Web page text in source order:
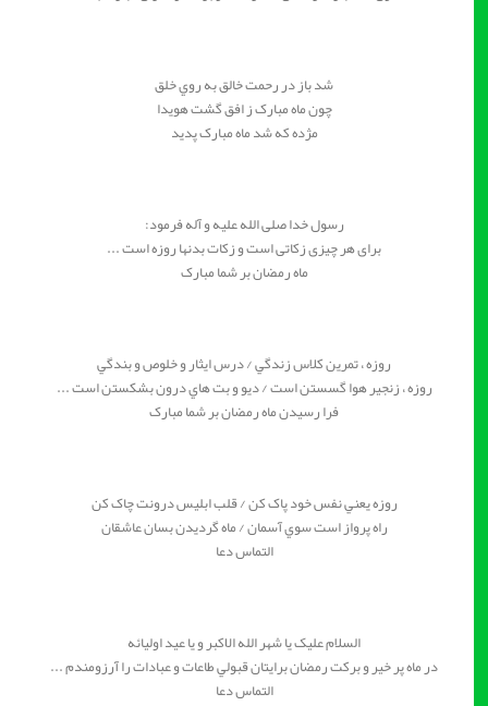
شد باز در رحمت خالق به روي خلق
چون ماه مبارک ز افق گشت هويدا
مژده که شد ماه مبارک پديد
رسول خدا صلى الله عليه و آله فرمود:
براى هر چيزى زکاتى است و زکات بدنها روزه است ...
ماه رمضان بر شما مبارک
روزه ، تمرين کلاس زندگي / درس ايثار و خلوص و بندگي
روزه ، زنجير هوا گسستن است / ديو و بت هاي درون بشکستن است ...
فرا رسيدن ماه رمضان بر شما مبارک
روزه يعني نفس خود پاک کن / قلب ابليس درونت چاک کن
راه پرواز است سوي آسمان / ماه گرديدن بسان عاشقان
التماس دعا
السلام عليک يا شهر الله الاکبر و يا عيد اوليائه
در ماه پر خير و برکت رمضان برايتان قبولي طاعات و عبادات را آرزومندم ...
التماس دعا